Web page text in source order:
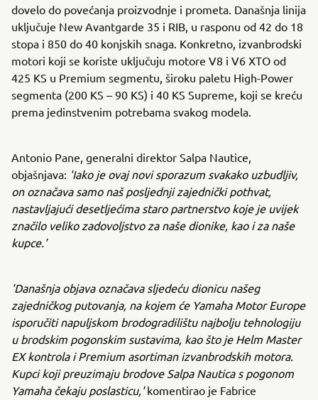
dovelo do povećanja proizvodnje i prometa. Današnja linija
uključuje New Avantgarde 35 i RIB, u rasponu od 42 do 18
stopa i 850 do 40 konjskih snaga. Konkretno, izvanbrodski
motori koji se koriste uključuju motore V8 i V6 XTO od
425 KS u Premium segmentu, široku paletu High-Power
segmenta (200 KS – 90 KS) i 40 KS Supreme, koji se kreću
prema jedinstvenim potrebama svakog modela.
Antonio Pane, generalni direktor Salpa Nautice,
objašnjava: 'Iako je ovaj novi sporazum svakako uzbudljiv,
on označava samo naš posljednji zajednički pothvat,
nastavljajući desetljećima staro partnerstvo koje je uvijek
značilo veliko zadovoljstvo za naše dionike, kao i za naše
kupce.'
'Današnja objava označava sljedeću dionicu našeg
zajedničkog putovanja, na kojem će Yamaha Motor Europe
isporučiti napuljskom brodogradilištu najbolju tehnologiju
u brodskim pogonskim sustavima, kao što je Helm Master
EX kontrola i Premium asortiman izvanbrodskih motora.
Kupci koji preuzimaju brodove Salpa Nautica s pogonom
Yamaha čekaju poslasticu,'komentirao je Fabrice